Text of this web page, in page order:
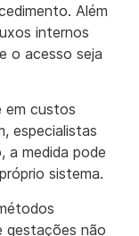
Além
internos
o acesso seja
em custos
especialistas
a medida pode
sistema.
gestações não